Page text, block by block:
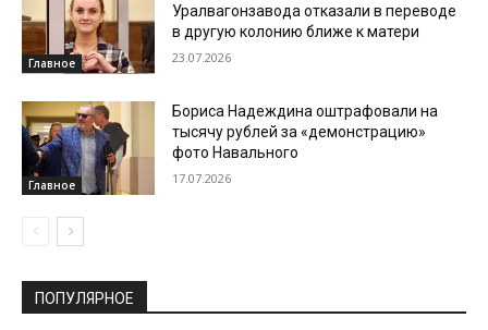
Главное
Уралвагонзавода отказали в переводе
в другую колонию ближе к матери
23.07.2026
Главное
Бориса Надеждина оштрафовали на
тысячу рублей за «демонстрацию»
фото Навального
17.07.2026
ПОПУЛЯРНОЕ